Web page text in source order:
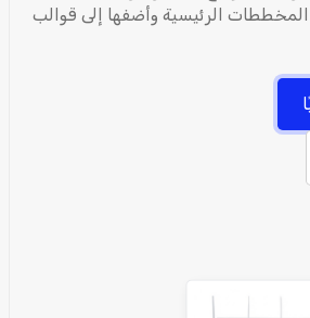
الرئيسية وأضفها إلى قوالب